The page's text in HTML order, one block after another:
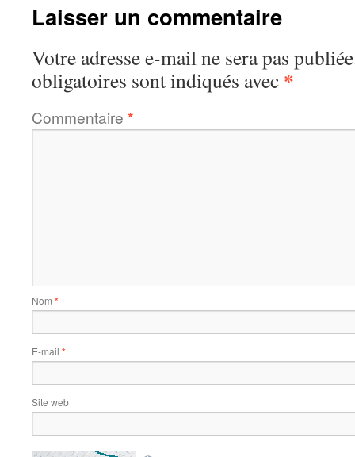
Laisser un commentaire
Votre adresse e-mail ne sera pas
obligatoires sont indiqués avec *
Commentaire *
Nom *
E-mail *
Site web